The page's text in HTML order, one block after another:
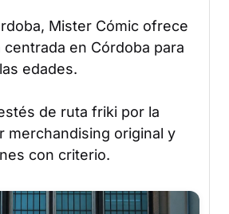
Mister Cómic ofrece
en Córdoba para
edades.
de ruta friki por la
merchandising original y
con criterio.